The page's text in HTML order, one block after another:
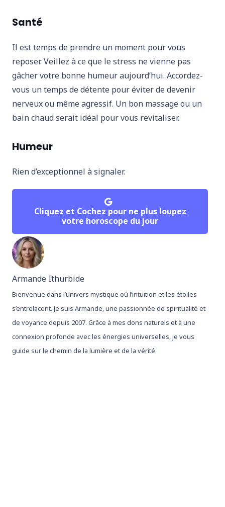
Santé
Il est temps de prendre un moment pour vous
reposer. Veillez à ce que le stress ne vienne pas
gâcher votre bonne humeur aujourd’hui. Accordez-
vous un temps de détente pour éviter de devenir
nerveux ou même agressif. Un bon massage ou un
bain chaud serait idéal pour vous revitaliser.
Humeur
Rien d’exceptionnel à signaler.
Cliquez et Cochez pour ne plus loupez
votre horoscope du jour
Armande Ithurbide
Bienvenue dans l’univers mystique où l’intuition et les étoiles
s’entrelacent. Je suis Armande, une passionnée de spiritualité et
de voyance depuis 2007. Grâce à mes dons naturels et à une
connexion profonde avec les énergies universelles, je vous
guide sur le chemin de la lumière et de la vérité.